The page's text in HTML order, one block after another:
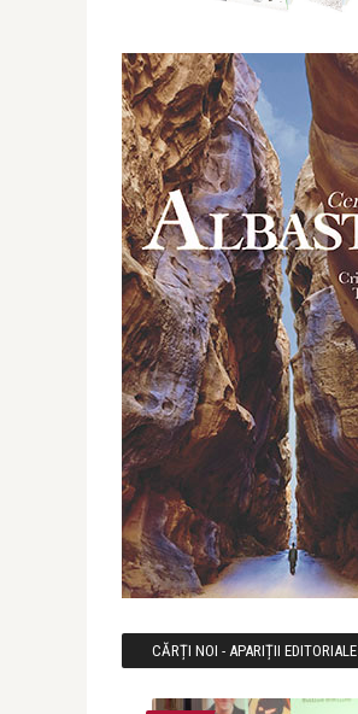
CĂRȚI NOI - APARIȚII EDITORIALE